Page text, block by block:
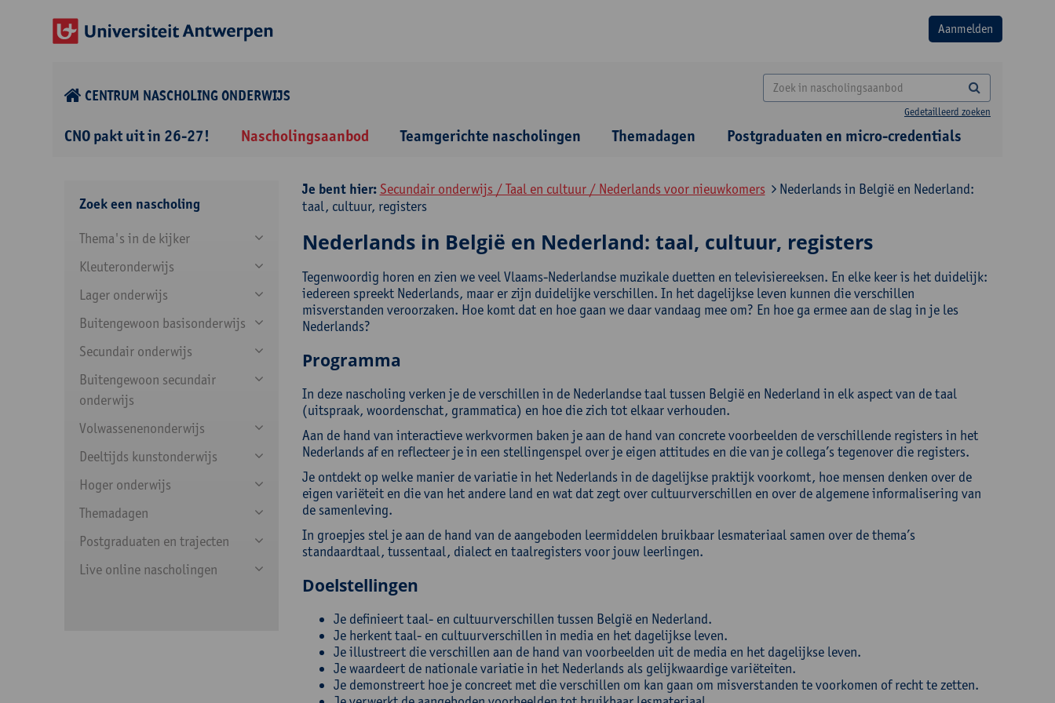
CENTRUM NASCHOLING ONDERWIJS
Gedetailleerd zoeken
CNO pakt uit in 26-27! Nascholingsaanbod Teamgerichte nascholingen Themadagen Postgraduaten en micro-credentials
Zoek een nascholing
Thema's in de kijker
Kleuteronderwijs
Lager onderwijs
Buitengewoon basisonderwijs
Secundair onderwijs
Buitengewoon secundair
onderwijs
Volwassenenonderwijs
Deeltijds kunstonderwijs
Hoger onderwijs
Themadagen
Postgraduaten en trajecten
Live online nascholingen
Je bent hier: Secundair onderwijs / Taal en cultuur / Nederlands voor nieuwkomers
Nederlands in België en Nederland:
taal, cultuur, registers
Nederlands in België en Nederland: taal, cultuur, registers
Tegenwoordig horen en zien we veel Vlaams-Nederlandse muzikale duetten en televisiereeksen. En elke keer is het duidelijk:
iedereen spreekt Nederlands, maar er zijn duidelijke verschillen. In het dagelijkse leven kunnen die verschillen
misverstanden veroorzaken. Hoe komt dat en hoe gaan we daar vandaag mee om? En hoe ga ermee aan de slag in je les
Nederlands?
Programma
In deze nascholing verken je de verschillen in de Nederlandse taal tussen België en Nederland in elk aspect van de taal
(uitspraak, woordenschat, grammatica) en hoe die zich tot elkaar verhouden.
Aan de hand van interactieve werkvormen baken je aan de hand van concrete voorbeelden de verschillende registers in het
Nederlands af en reflecteer je in een stellingenspel over je eigen attitudes en die van je collega’s tegenover die registers.
Je ontdekt op welke manier de variatie in het Nederlands in de dagelijkse praktijk voorkomt, hoe mensen denken over de
eigen variëteit en die van het andere land en wat dat zegt over cultuurverschillen en over de algemene informalisering van
de samenleving.
In groepjes stel je aan de hand van de aangeboden leermiddelen bruikbaar lesmateriaal samen over de thema’s
standaardtaal, tussentaal, dialect en taalregisters voor jouw leerlingen.
Doelstellingen
Je definieert taal- en cultuurverschillen tussen België en Nederland.
Je herkent taal- en cultuurverschillen in media en het dagelijkse leven.
Je illustreert die verschillen aan de hand van voorbeelden uit de media en het dagelijkse leven.
Je waardeert de nationale variatie in het Nederlands als gelijkwaardige variëteiten.
Je demonstreert hoe je concreet met die verschillen om kan gaan om misverstanden te voorkomen of recht te zetten.